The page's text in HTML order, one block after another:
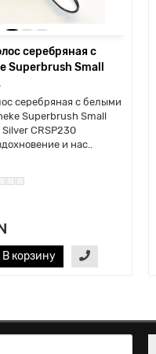
серебряная с
Superbrush Small
серебряная с белыми
Superbrush Small
CRSP230
и нас..
В корзину